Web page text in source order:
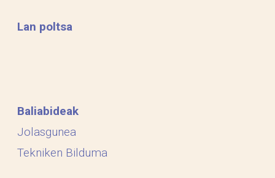
Lan poltsa
Baliabideak
Jolasgunea
Tekniken Bilduma